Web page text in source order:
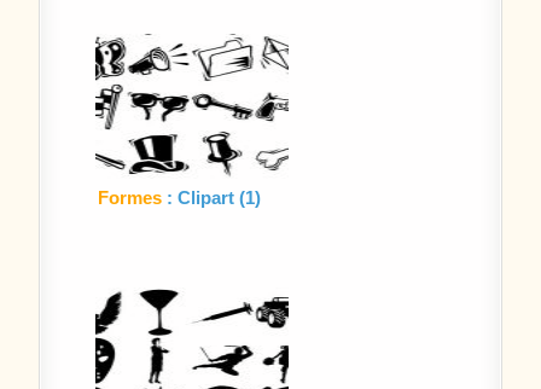
Formes : Clipart (1)